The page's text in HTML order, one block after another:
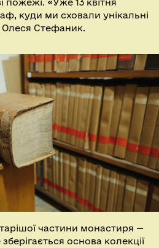
пожежі. «Уже 13 квітня
куди ми сховали унікальні
Олеся Стефаник.
частини монастиря —
основа колекції